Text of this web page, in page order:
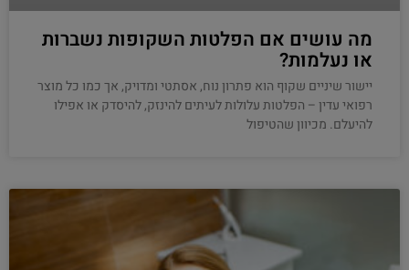
מה עושים אם הפלטות השקופות נשברות
או נעלמות?
יישור שיניים שקוף הוא פתרון נוח, אסתטי ומדויק, אך כמו כל מוצר
רפואי עדין – הפלטות עלולות לעיתים להינזק, להיסדק או אפילו
להיעלם. מכיוון שהטיפול